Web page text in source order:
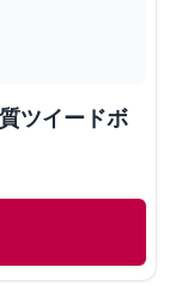
ツイードボ